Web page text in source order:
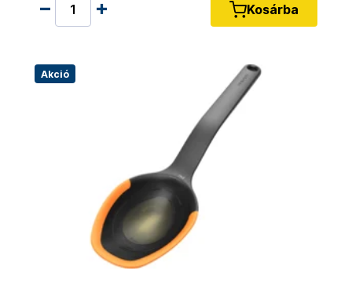
Kosárba
Akció